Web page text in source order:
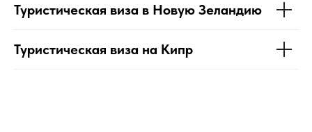
Туристическая виза в Новую Зеландию
Туристическая виза на Кипр